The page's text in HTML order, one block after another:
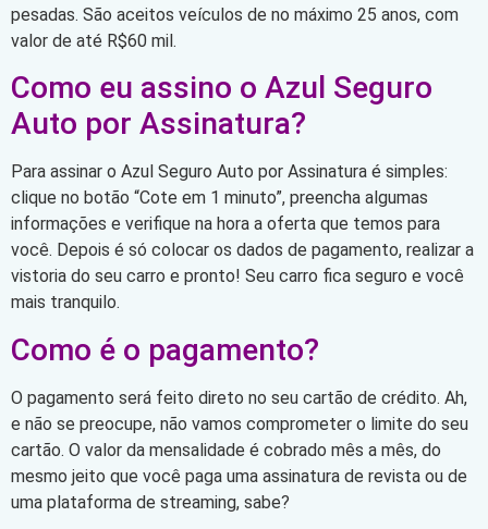
pesadas. São aceitos veículos de no máximo 25 anos, com
valor de até R$60 mil.
Como eu assino o Azul Seguro
Auto por Assinatura?
Para assinar o Azul Seguro Auto por Assinatura é simples:
clique no botão “Cote em 1 minuto”, preencha algumas
informações e verifique na hora a oferta que temos para
você. Depois é só colocar os dados de pagamento, realizar a
vistoria do seu carro e pronto! Seu carro fica seguro e você
mais tranquilo.
Como é o pagamento?
O pagamento será feito direto no seu cartão de crédito. Ah,
e não se preocupe, não vamos comprometer o limite do seu
cartão. O valor da mensalidade é cobrado mês a mês, do
mesmo jeito que você paga uma assinatura de revista ou de
uma plataforma de streaming, sabe?